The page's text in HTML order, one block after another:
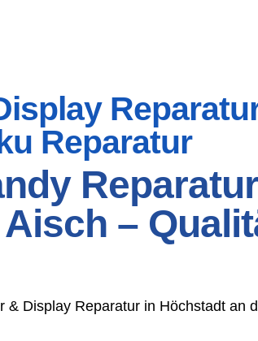
Reparatur
–
Display Reparatur in Höchstadt